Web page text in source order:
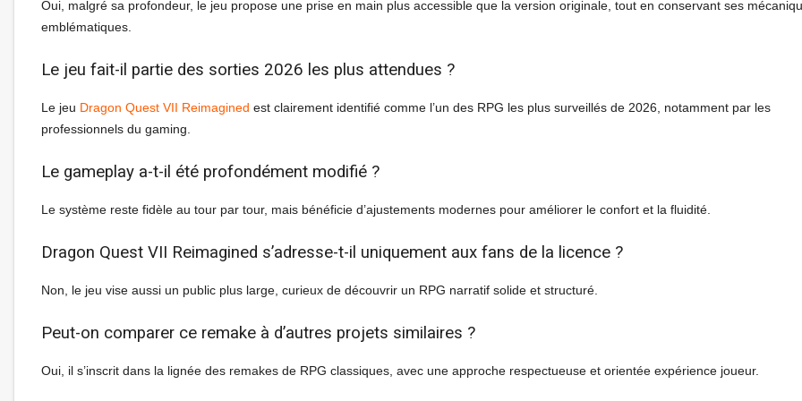
Oui, malgré sa profondeur, le jeu propose une prise en main plus accessible que la version originale, tout en conservant ses
emblématiques.
Le jeu fait-il partie des sorties 2026 les plus attendues ?
Le jeu Dragon Quest VII Reimagined est clairement identifié comme l’un des RPG les plus surveillés de 2026, notamment par les
professionnels du gaming.
Le gameplay a-t-il été profondément modifié ?
Le système reste fidèle au tour par tour, mais bénéficie d’ajustements modernes pour améliorer le confort et la fluidité.
Dragon Quest VII Reimagined s’adresse-t-il uniquement aux fans de la licence ?
Non, le jeu vise aussi un public plus large, curieux de découvrir un RPG narratif solide et structuré.
Peut-on comparer ce remake à d’autres projets similaires ?
Oui, il s’inscrit dans la lignée des remakes de RPG classiques, avec une approche respectueuse et orientée expérience joueur.